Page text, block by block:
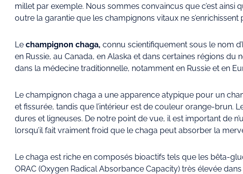
millet par exemple. Nous sommes convaincus que c’est
outre la garantie que les champignons vitaux ne
Le champignon chaga, connu scientifiquement sous le nom d’
en Russie, au Canada, en Alaska et dans certaines régions
dans la médecine traditionnelle, notamment en Russie et en
Le champignon chaga a une apparence atypique pour un
et fissurée, tandis que l’intérieur est de couleur orange-brun.
dures et ligneuses. De notre point de vue, il est important de
lorsqu’il fait vraiment froid que le chaga peut absorber la
Le chaga est riche en composés bioactifs tels que les bêta-
ORAC (Oxygen Radical Absorbance Capacity) très élevée